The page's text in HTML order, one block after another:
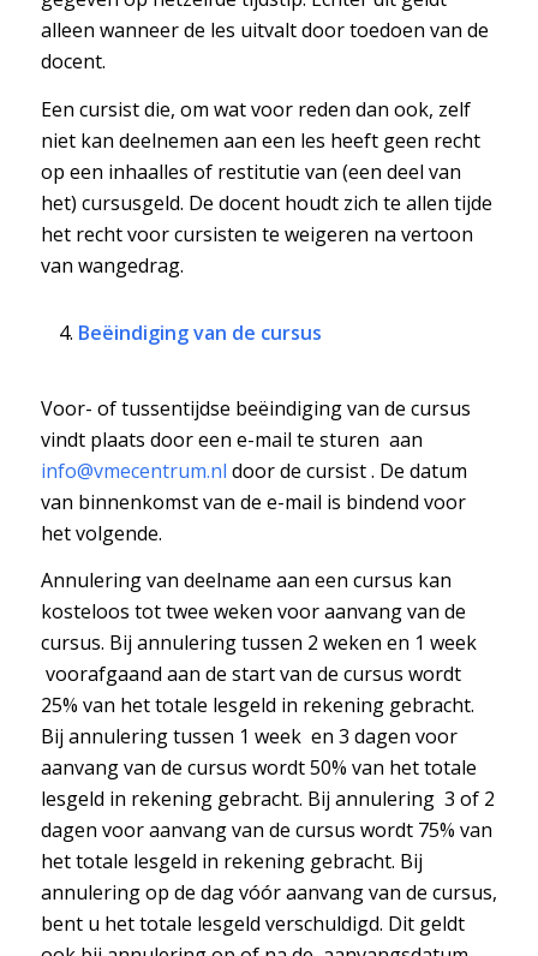
alleen wanneer de les uitvalt door toedoen van de
docent.
Een cursist die, om wat voor reden dan ook, zelf
niet kan deelnemen aan een les heeft geen recht
op een inhaalles of restitutie van (een deel van
het) cursusgeld. De docent houdt zich te allen tijde
het recht voor cursisten te weigeren na vertoon
van wangedrag.
Beëindiging van de cursus
Voor- of tussentijdse beëindiging van de cursus
vindt plaats door een e-mail te sturen aan
info@vmecentrum.nl door de cursist . De datum
van binnenkomst van de e-mail is bindend voor
het volgende.
Annulering van deelname aan een cursus kan
kosteloos tot twee weken voor aanvang van de
cursus. Bij annulering tussen 2 weken en 1 week
voorafgaand aan de start van de cursus wordt
25% van het totale lesgeld in rekening gebracht.
Bij annulering tussen 1 week en 3 dagen voor
aanvang van de cursus wordt 50% van het totale
lesgeld in rekening gebracht. Bij annulering 3 of 2
dagen voor aanvang van de cursus wordt 75% van
het totale lesgeld in rekening gebracht. Bij
annulering op de dag vóór aanvang van de cursus,
bent u het totale lesgeld verschuldigd. Dit geldt